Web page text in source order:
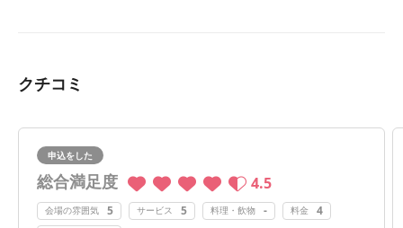
クチコミ
申込をした
総合満足度 4.5
会場の雰囲気 5 サービス 5 料理・飲物 - 料金 4